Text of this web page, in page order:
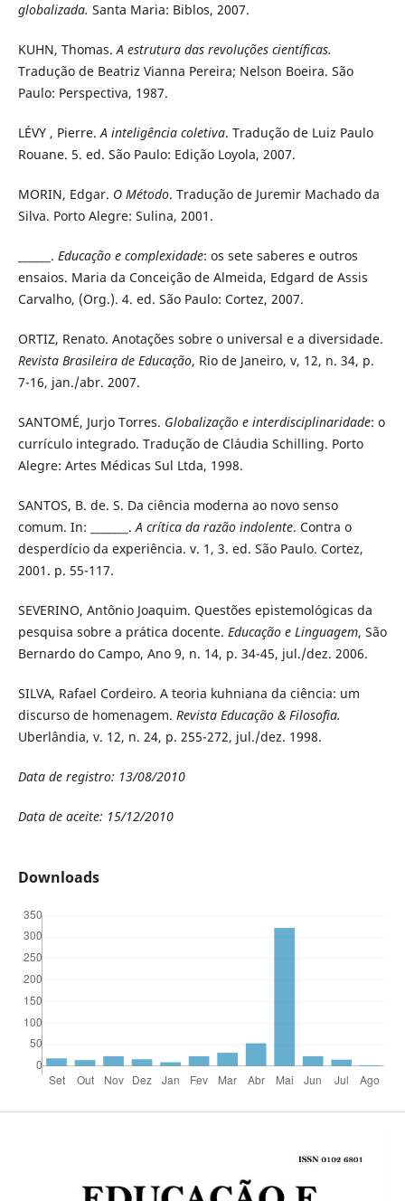
globalizada. Santa Maria: Biblos, 2007.
KUHN, Thomas.A estrutura das revoluções científicas.
Tradução de Beatriz Vianna Pereira; Nelson Boeira. São
Paulo: Perspectiva, 1987.
LÉVY , Pierre.A inteligência coletiva. Tradução de Luiz Paulo
Rouane. 5. ed. São Paulo: Edição Loyola, 2007.
MORIN, Edgar. O Método. Tradução de Juremir Machado da
Silva. Porto Alegre: Sulina, 2001.
______. Educação e complexidade: os sete saberes e outros
ensaios. Maria da Conceição de Almeida, Edgard de Assis
Carvalho, (Org.). 4. ed. São Paulo: Cortez, 2007.
ORTIZ, Renato. Anotações sobre o universal e a diversidade.
Revista Brasileira de Educação, Rio de Janeiro, v, 12, n. 34, p.
7-16, jan./abr. 2007.
SANTOMÉ, Jurjo Torres. Globalização e interdisciplinaridade: o
currículo integrado. Tradução de Cláudia Schilling. Porto
Alegre: Artes Médicas Sul Ltda, 1998.
SANTOS, B. de. S. Da ciência moderna ao novo senso
comum. In: _______.A crítica da razão indolente. Contra o
desperdício da experiência. v. 1, 3. ed. São Paulo. Cortez,
2001. p. 55-117.
SEVERINO, Antônio Joaquim. Questões epistemológicas da
pesquisa sobre a prática docente. Educação e Linguagem, São
Bernardo do Campo, Ano 9, n. 14, p. 34-45, jul./dez. 2006.
SILVA, Rafael Cordeiro. A teoria kuhniana da ciência: um
discurso de homenagem. Revista Educação & Filosofia.
Uberlândia, v. 12, n. 24, p. 255-272, jul./dez. 1998.
Data de registro: 13/08/2010
Data de aceite: 15/12/2010
Downloads